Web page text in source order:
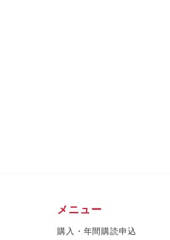
メニュー
購入・年間購読申込